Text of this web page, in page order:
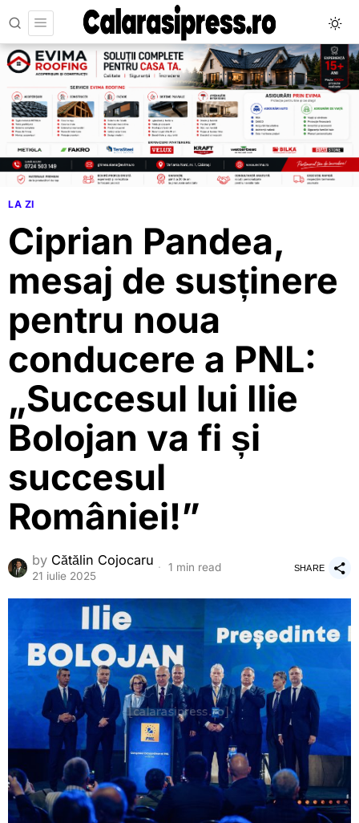
LA ZI
Ciprian Pandea,
mesaj de susținere
pentru noua
conducere a PNL:
„Succesul lui Ilie
Bolojan va fi și
succesul
României!”
by Cătălin Cojocaru
21 iulie 2025
1 min read SHARE